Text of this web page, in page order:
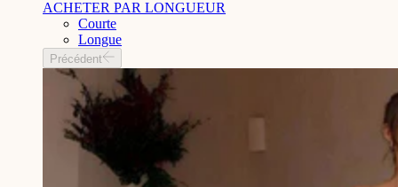
ACHETER PAR LONGUEUR
Courte
Longue
Précédent